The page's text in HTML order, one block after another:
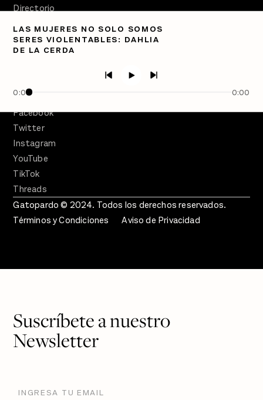
LAS MUJERES NO SOLO SOMOS
SERES VIOLENTABLES: DAHLIA
DE LA CERDA
0:00 0:00
Directorio
PÓDCASTS
Semanario Gatopardo
Facebook
Twitter
Instagram
YouTube
TikTok
Threads
Gatopardo © 2024. Todos los derechos reservados.
Términos y Condiciones
Aviso de Privacidad
Suscríbete a nuestro
Newsletter